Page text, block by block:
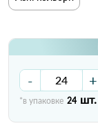
- +
*в упаковке 24 шт.